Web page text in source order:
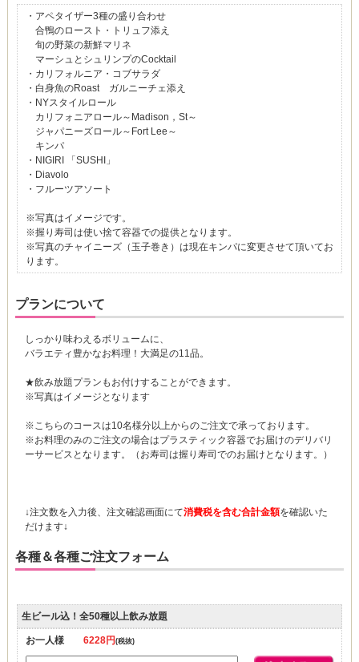
・アペタイザー3種の盛り合わせ
合鴨のロースト・トリュフ添え
旬の野菜の新鮮マリネ
マーシュとシュリンプのCocktail
・カリフォルニア・コブサラダ
・白身魚のRoast ガルニーチェ添え
・NYスタイルロール
カリフォニアロール～Madison，St～
ジャパニーズロール～Fort Lee～
キンパ
・NIGIRI 「SUSHI」
・Diavolo
・フルーツアソート
※写真はイメージです。
※握り寿司は使い捨て容器での提供となります。
※写真のチャイニーズ（玉子巻き）は現在キンパに変更させて頂いてお
ります。
プランについて
しっかり味わえるボリュームに、
バラエティ豊かなお料理！大満足の11品。
★飲み放題プランもお付けすることができます。
※写真はイメージとなります
※こちらのコースは10名様分以上からのご注文で承っております。
※お料理のみのご注文の場合はプラスティック容器でお届けのデリバリ
ーサービスとなります。（お寿司は握り寿司でのお届けとなります。）
↓注文数を入力後、注文確認画面にて消費税を含む合計金額を確認いた
だけます↓
各種＆各種ご注文フォーム
生ビール込！全50種以上飲み放題
お一人様 6228円(税抜)